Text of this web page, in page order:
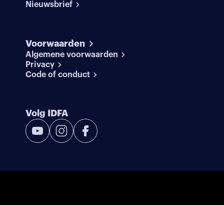
Nieuwsbrief
Voorwaarden
Algemene voorwaarden
Privacy
Code of conduct
Volg IDFA